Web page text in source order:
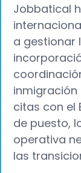
Jobbatical
a gestionar
citas con el
de puesto,
operativa
las